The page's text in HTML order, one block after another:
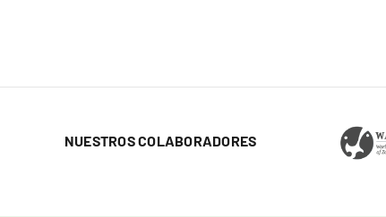
NUESTROS COLABORADORES